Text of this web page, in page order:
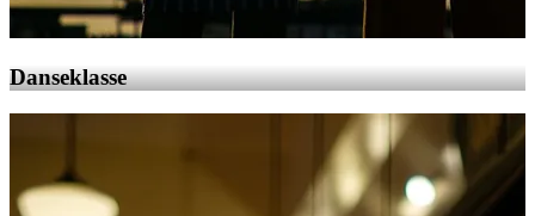
Danseklasse